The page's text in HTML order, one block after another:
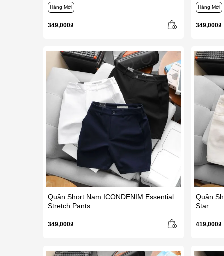
Hàng Mới
349,000₫
Hàng Mới
349,000₫
Quần Short Nam ICONDENIM Essential
Stretch Pants
349,000₫
Quần
Star
419,000₫